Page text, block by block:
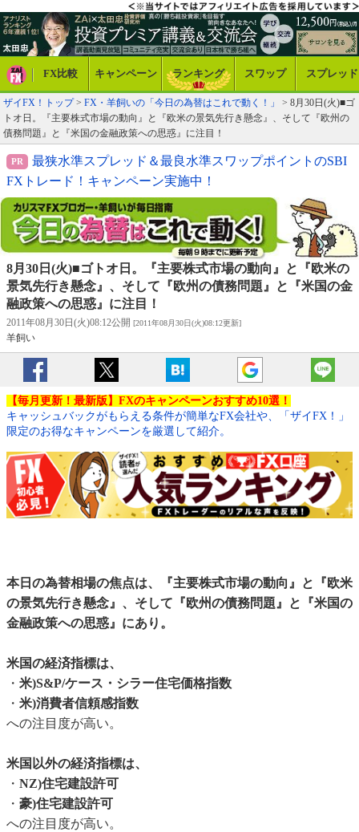
FX比較 キャンペーン ランキング スワップ スプレッド
ザイFX！トップ> FX・羊飼いの「今日の為替はこれで動く！」
> 8月30日(火)■ゴ
トオ日。『主要株式市場の動向』と『欧米の景気先行き懸念』、そして『欧州の
債務問題』と『米国の金融政策への思惑』に注目！
最狭水準スプレッド＆最良水準スワップポイントのSBI
FXトレード！キャンペーン実施中！
8月30日(火)■ゴトオ日。『主要株式市場の動向』と『欧米の
景気先行き懸念』、そして『欧州の債務問題』と『米国の金
融政策への思惑』に注目！
2011年08月30日(火)08:12公開 [2011年08月30日(火)08:12更新]
羊飼い
【毎月更新！最新版】FXのキャンペーンおすすめ10選！
キャッシュバックがもらえる条件が簡単なFX会社や、「ザイFX！」
限定のお得なキャンペーンを厳選して紹介。
本日の為替相場の焦点は、『主要株式市場の動向』と『欧米
の景気先行き懸念』、そして『欧州の債務問題』と『米国の
金融政策への思惑』にあり。
米国の経済指標は、
・ 米)S&P/ケース・シラー住宅価格指数
・ 米)消費者信頼感指数
への注目度が高い。
米国以外の経済指標は、
・ NZ)住宅建設許可
・ 豪)住宅建設許可
への注目度が高い。